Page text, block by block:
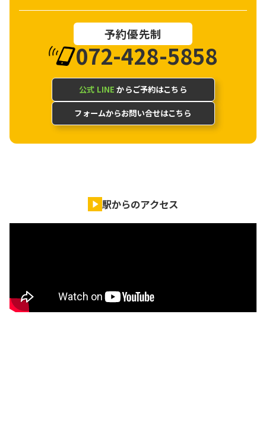
予約優先制
072-428-5858
公式 LINE からご予約はこちら
フォームからお問い合せはこちら
駅からのアクセス